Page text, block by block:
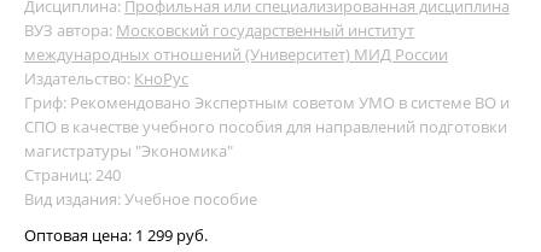
Дисциплина: Профильная или специализированная дисциплина
ВУЗ автора: Московский государственный институт
международных отношений (Университет) МИД России
Издательство: КноРус
Гриф: Рекомендовано Экспертным советом УМО в системе ВО и
СПО в качестве учебного пособия для направлений подготовки
магистратуры "Экономика"
Страниц: 240
Вид издания: Учебное пособие
Оптовая цена: 1 299 руб.